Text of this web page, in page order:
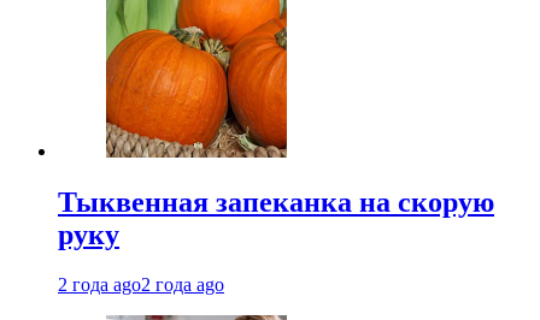
Тыквенная запеканка на скорую
руку
2 года ago2 года ago